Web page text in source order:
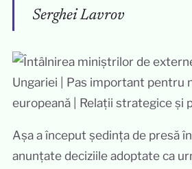
Serghei Lavrov
Așa a început ședința de presă
anunțate deciziile adoptate ca